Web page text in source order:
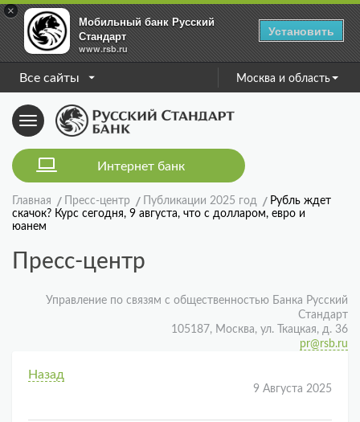
×
Мобильный банк Русский
Стандарт
www.rsb.ru
Установить
Все сайты Москва и область
Toggle
navigation
Интернет банк
Главная Пресс-центр Публикации 2025 год
Рубль ждет
скачок? Курс сегодня, 9 августа, что с долларом, евро и
юанем
Пресс-центр
Управление по связям с общественностью Банка Русский
Стандарт
105187, Москва, ул. Ткацкая, д. 36
pr@rsb.ru
Назад
9 Августа 2025